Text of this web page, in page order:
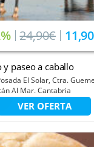
24,90€
paseo a caballo
El Solar, Ctra.
Al Mar. Cantabria
VER OFERTA